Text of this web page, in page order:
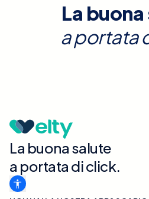
La
a portata
La buona salute
a portata di click.